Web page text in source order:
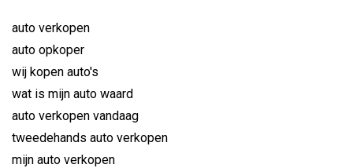
auto verkopen
auto opkoper
wij kopen auto's
wat is mijn auto waard
auto verkopen vandaag
tweedehands auto verkopen
mijn auto verkopen